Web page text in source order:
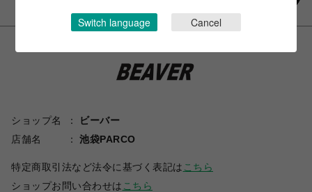
ショップ名
ビーバー
店舗名
池袋PARCO
特定商取引法など法令に基づく表記は こちら
ショップお問い合わせは こちら
Switch language Cancel